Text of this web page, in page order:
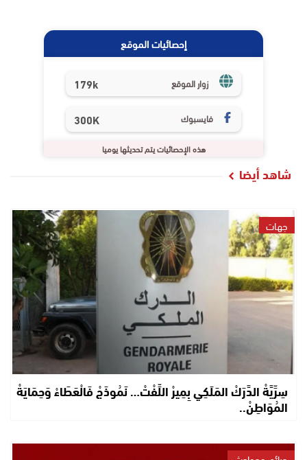
إحصائيات الموقع
زوار الموقع 179k
فايسبوك 300K
هذه الإحصائيات يتم تحديثها يوميا
شاهد أيضا
جهات
سِرِّيَّةْ الدَّرَكْ المَلَكِي بِمِيرْ اللِّفْتْ… نَمُوذَجْ فَالْعَطَاءْ وَحِمَايَةْ
المُوَاطِنْ..